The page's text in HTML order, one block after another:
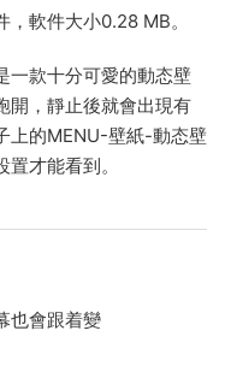
，軟件大小0.28 MB。
一款十分可愛的動态壁
開，靜止後就會出現有
上的MENU-壁紙-動态壁
才能看到。
也會跟着變